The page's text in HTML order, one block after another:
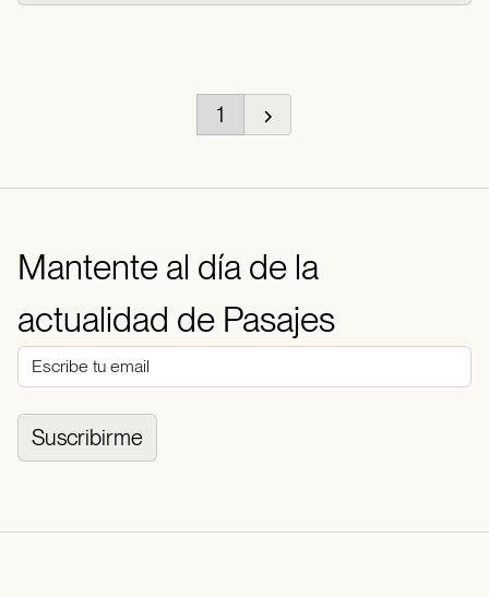
1
Mantente al día de la
actualidad de Pasajes
Suscribirme